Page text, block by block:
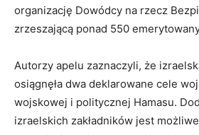
organizację Dowódcy na rzecz
zrzeszającą ponad 550
Autorzy apelu zaznaczyli, że
osiągnęła dwa deklarowane cele
wojskowej i politycznej Hamasu.
izraelskich zakładników jest